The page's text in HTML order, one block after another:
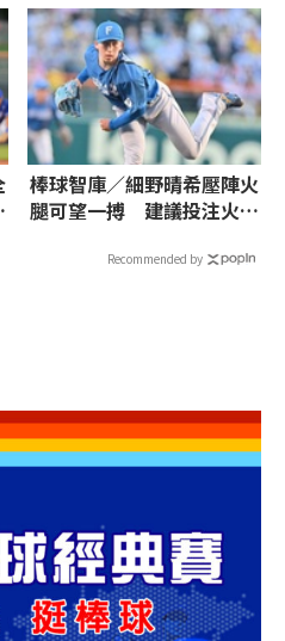
棒球智庫／細野晴希壓陣火
腿可望一搏 建議投注火腿
Recommended by